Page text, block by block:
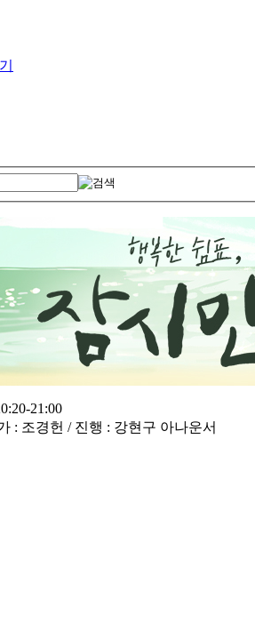
21:00
: 조경헌 / 진행 : 강현구 아나운서